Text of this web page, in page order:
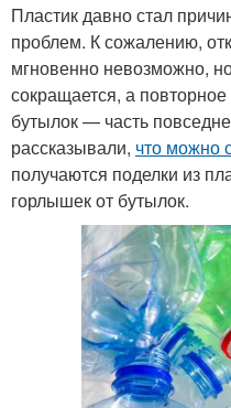
Пластик давно стал
проблем. К сожалению,
мгновенно невозможно,
сокращается, а
бутылок — часть
рассказывали, что можно
получаются поделки из
горлышек от бутылок.